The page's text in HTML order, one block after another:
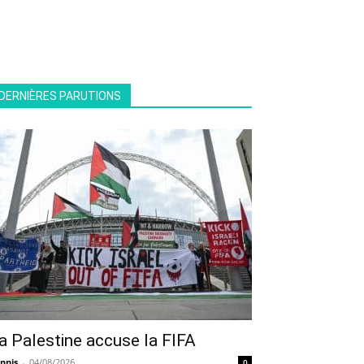
PARUTIONS
Palestine accuse la FIFA